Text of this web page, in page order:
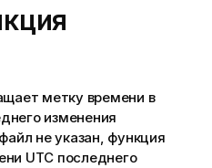
метку времени в
изменения
не указан, функция
UTC последнего